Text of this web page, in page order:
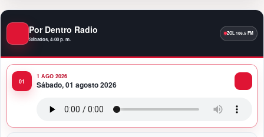
12:40 AM
Fortaleza del peso responde a fundamentos
experta
11:58 PM
Político/Comunicaciones
Por Dentro Radio
Sábados, 4:00 p. m.
1 AGO 2026
Sábado, 01 agosto 2026